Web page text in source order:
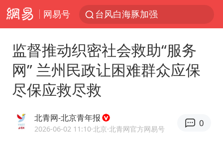
网易号
台风白海豚加强
刘国正说向鹏打得很窝囊
“新疆阿勒泰八月能滑雪”不实
监督推动织密社会救助“服务
网” 兰州民政让困难群众应保
尽保应救尽救
北青网-北京青年报
2026-06-02 11:10·北京·北青网官方网易号
0